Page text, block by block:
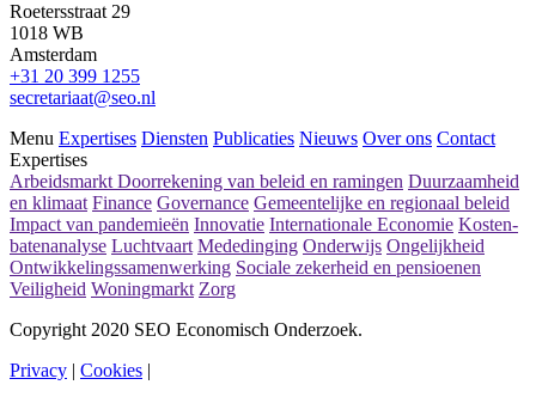
Roetersstraat 29
1018 WB
Amsterdam
+31 20 399 1255
secretariaat@seo.nl
Menu Expertises Diensten Publicaties Nieuws Over ons Contact
Expertises
Arbeidsmarkt Doorrekening van beleid en ramingen Duurzaamheid
en klimaat Finance Governance Gemeentelijke en regionaal beleid
Impact van pandemieën Innovatie Internationale Economie Kosten-
batenanalyse Luchtvaart Mededinging Onderwijs Ongelijkheid
Ontwikkelingssamenwerking Sociale zekerheid en pensioenen
Veiligheid Woningmarkt Zorg
Copyright 2020 SEO Economisch Onderzoek.
Privacy | Cookies |